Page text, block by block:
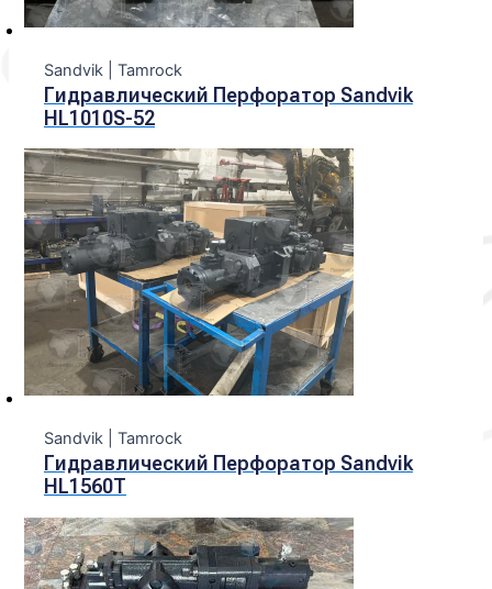
Sandvik | Tamrock
Гидравлический Перфоратор Sandvik
HL1010S-52
Sandvik | Tamrock
Гидравлический Перфоратор Sandvik
HL1560T